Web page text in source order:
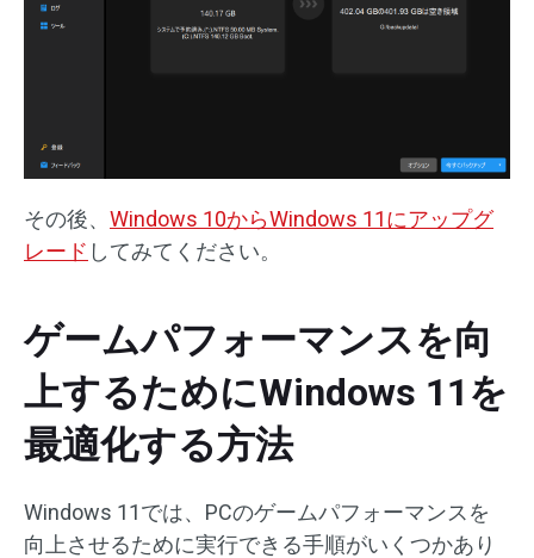
その後、 Windows 10からWindows 11にアップグ
レード してみてください。
ゲームパフォーマンスを向
上するためにWindows 11を
最適化する方法
Windows 11では、PCのゲームパフォーマンスを
向上させるために実行できる手順がいくつかあり